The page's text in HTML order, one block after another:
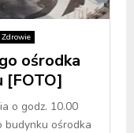
Zdrowie
ośrodka
[FOTO]
o godz. 10.00
ośrodka